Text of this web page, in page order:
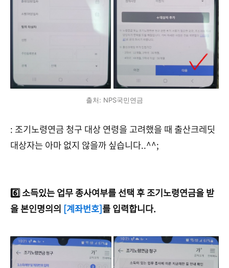
출처: NPS국민연금
: 조기노령연금 청구 대상 연령을 고려했을 때 출산크레딧
대상자는 아마 없지 않을까 싶습니다..^^;
6️⃣ 소득있는 업무 종사여부를 선택 후 조기노령연금을 받
을 본인명의의 [계좌번호]를 입력합니다.